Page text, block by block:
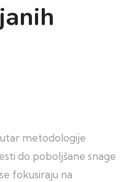
metodologije
do poboljšane snage
fokusiraju na